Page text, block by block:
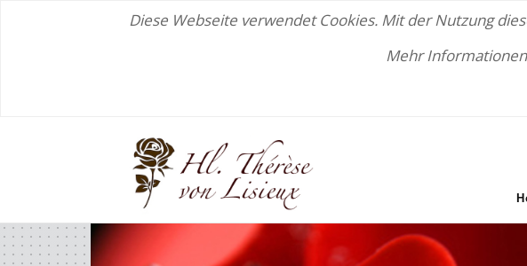
Diese Webseite verwendet Cookies. Mit der Nutzung
Mehr